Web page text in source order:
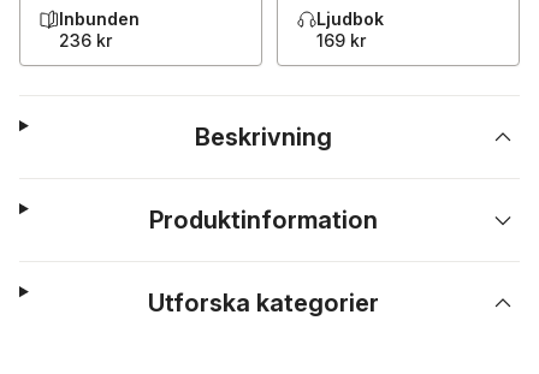
Inbunden
236 kr
Ljudbok
169 kr
Beskrivning
Produktinformation
Utforska kategorier